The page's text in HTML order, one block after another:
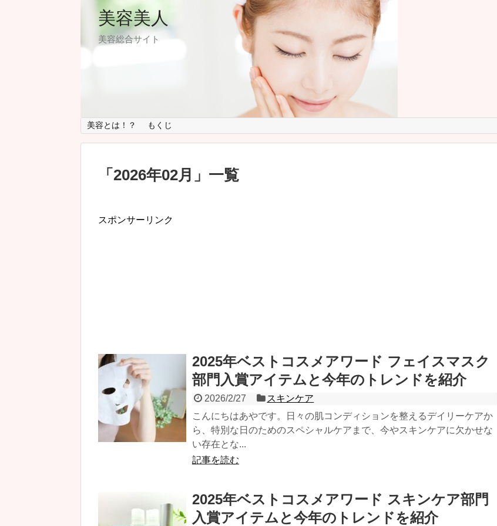
美容美人
美容総合サイト
美容とは！？ もくじ
「 2026年02月 」 一覧
スポンサーリンク
2025年ベストコスメアワード フェイスマスク
部門入賞アイテムと今年のトレンドを紹介
2026/2/27
スキンケア
こんにちはあやです。日々の肌コンディションを整えるデイリーケアか
ら、特別な日のためのスペシャルケアまで、今やスキンケアに欠かせな
い存在とな...
記事を読む
2025年ベストコスメアワード スキンケア部門
入賞アイテムと今年のトレンドを紹介